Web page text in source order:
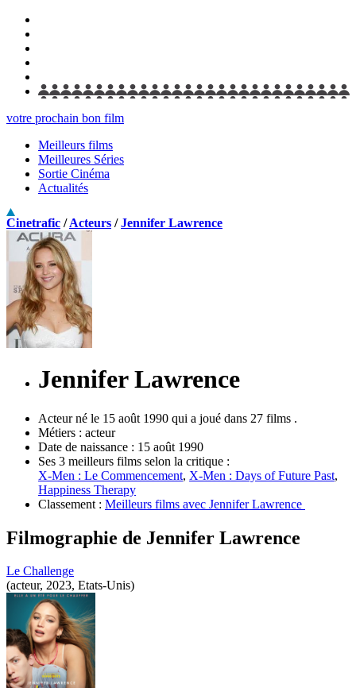
votre prochain bon film
Meilleurs films
Meilleures Séries
Sortie Cinéma
Actualités
Cinetrafic /Acteurs /Jennifer Lawrence
Jennifer Lawrence
Acteur né le 15 août 1990 qui a joué dans 27 films .
Métiers : acteur
Date de naissance : 15 août 1990
Ses 3 meilleurs films selon la critique :
X-Men : Le Commencement, X-Men : Days of Future Past,
Happiness Therapy
Classement : Meilleurs films avec Jennifer Lawrence
Filmographie de Jennifer Lawrence
Le Challenge
(acteur, 2023, Etats-Unis)